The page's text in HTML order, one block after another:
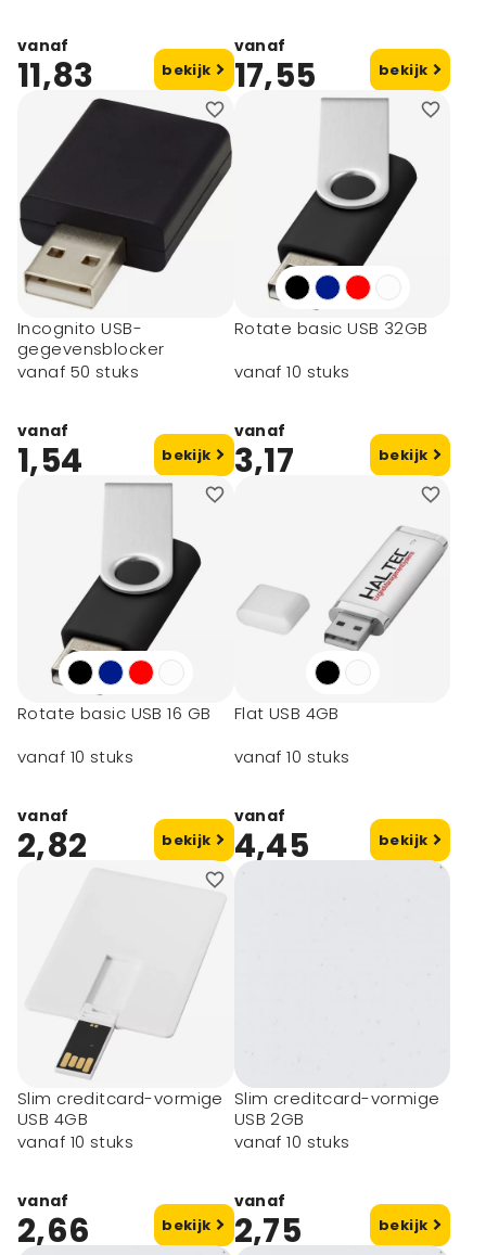
vanaf
11,83 bekijk
vanaf
17,55 bekijk
Incognito USB-
gegevensblocker
vanaf 50 stuks
vanaf
1,54 bekijk
Rotate basic USB 32GB
vanaf 10 stuks
vanaf
3,17 bekijk
Rotate basic USB 16 GB
vanaf 10 stuks
vanaf
2,82 bekijk
Flat USB 4GB
vanaf 10 stuks
vanaf
4,45 bekijk
Slim creditcard-vormige
USB 4GB
vanaf 10 stuks
vanaf
2,66 bekijk
Slim creditcard-vormige
USB 2GB
vanaf 10 stuks
vanaf
2,75 bekijk